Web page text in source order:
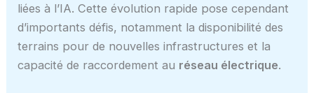
liées à l’IA. Cette évolution rapide pose cependant
d’importants défis, notamment la disponibilité des
terrains pour de nouvelles infrastructures et la
capacité de raccordement au réseau électrique.